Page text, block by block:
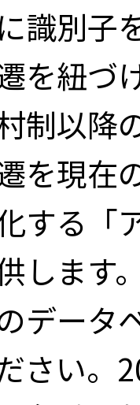
識別子
を紐づ
制以降
を現在
する「
します
データ
さい。